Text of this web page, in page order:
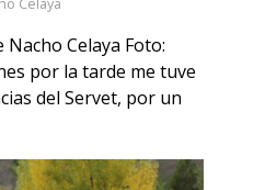
Nacho Celaya Foto:
por la tarde me tuve
del Servet, por un